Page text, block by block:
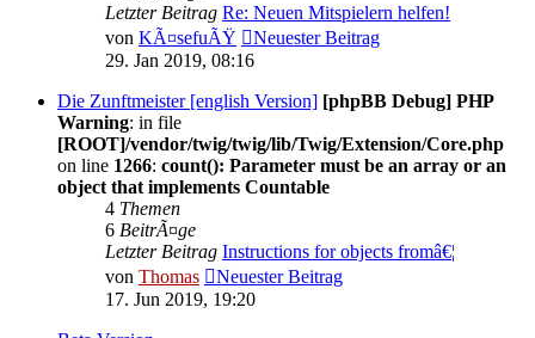
Letzter Beitrag Re: Neuen Mitspielern helfen!
von KÃ¤sefuÃŸ
Neuester Beitrag
29. Jan 2019, 08:16
Die Zunftmeister [english Version] [phpBB Debug] PHP
Warning: in file
[ROOT]/vendor/twig/twig/lib/Twig/Extension/Core.php
on line 1266: count(): Parameter must be an array or an
object that implements Countable
4 Themen
6 BeitrÃ¤ge
Letzter Beitrag Instructions for objects fromâ€¦
von Thomas
Neuester Beitrag
17. Jun 2019, 19:20